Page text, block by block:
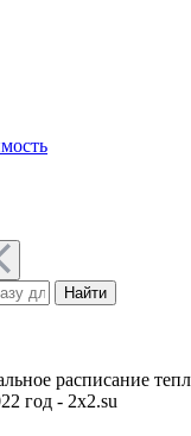
Найти
расписание
год - 2x2.su